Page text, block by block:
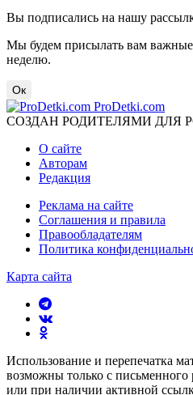
Вы подписались на нашу
Мы будем присылать вам
неделю.
Ок
ProDetki.com
СОЗДАН РОДИТЕЛЯМИ ДЛЯ
О сайте
Авторам
Редакция
Реклама на сайте
Соглашения и правила
Правообладателям
Политика
Карта сайта
Использование и перепечатка
возможны только с письменного
или при наличии активной